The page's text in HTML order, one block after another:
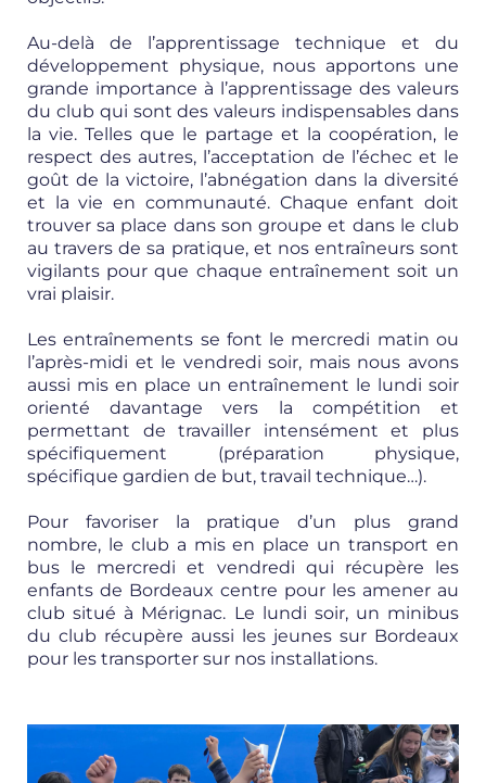
Au-delà de l’apprentissage technique et du
développement physique, nous apportons une
grande importance à l’apprentissage des valeurs
du club qui sont des valeurs indispensables dans
la vie. Telles que le partage et la coopération, le
respect des autres, l’acceptation de l’échec et le
goût de la victoire, l’abnégation dans la diversité
et la vie en communauté. Chaque enfant doit
trouver sa place dans son groupe et dans le club
au travers de sa pratique, et nos entraîneurs sont
vigilants pour que chaque entraînement soit un
vrai plaisir.
Les entraînements se font le mercredi matin ou
l’après-midi et le vendredi soir, mais nous avons
aussi mis en place un entraînement le lundi soir
orienté davantage vers la compétition et
permettant de travailler intensément et plus
spécifiquement (préparation physique,
spécifique gardien de but, travail technique…).
Pour favoriser la pratique d’un plus grand
nombre, le club a mis en place un transport en
bus le mercredi et vendredi qui récupère les
enfants de Bordeaux centre pour les amener au
club situé à Mérignac. Le lundi soir, un minibus
du club récupère aussi les jeunes sur Bordeaux
pour les transporter sur nos installations.